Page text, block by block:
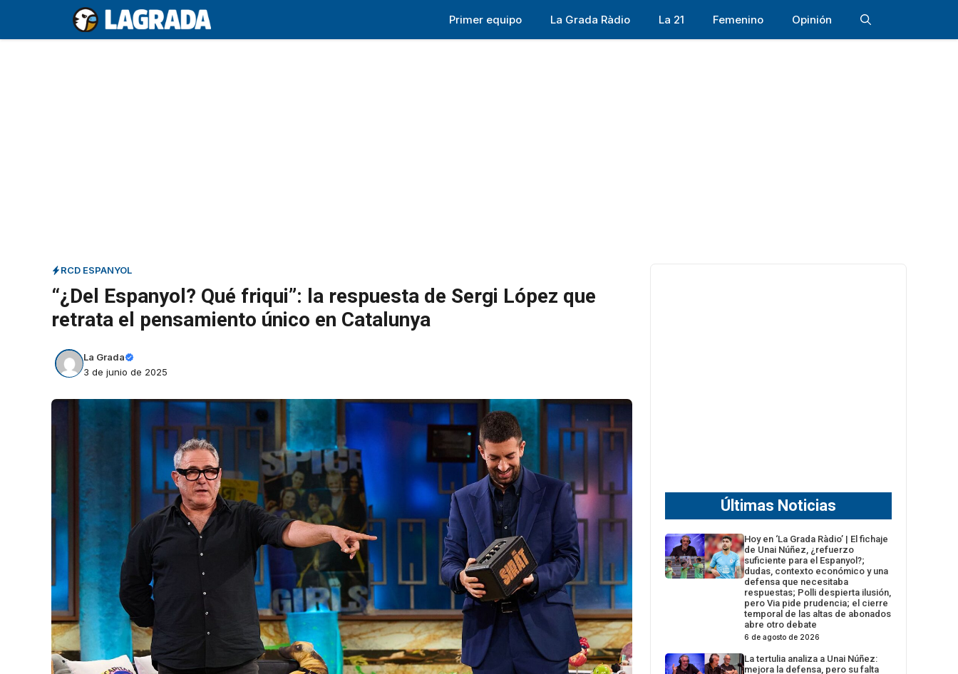
contenido
Primer equipo La Grada Ràdio La 21 Femenino Opinión
RCD ESPANYOL
“¿Del Espanyol? Qué friqui”: la respuesta de Sergi López que
retrata el pensamiento único en Catalunya
La Grada
3 de junio de 2025
Últimas Noticias
Hoy en ‘La Grada Ràdio’ | El fichaje
de Unai Núñez, ¿refuerzo
suficiente para el Espanyol?;
dudas, contexto económico y una
defensa que necesitaba
respuestas; Polli despierta ilusión,
pero Via pide prudencia; el cierre
temporal de las altas de abonados
abre otro debate
6 de agosto de 2026
La tertulia analiza a Unai Núñez:
mejora la defensa, pero su falta